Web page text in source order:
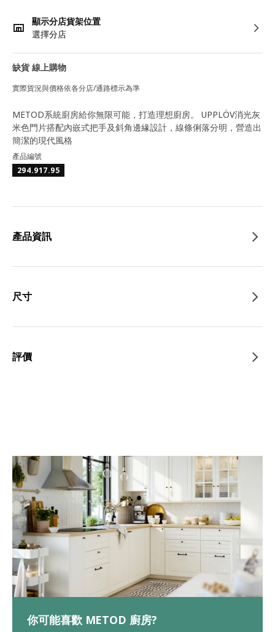
顯示分店貨架位置
選擇分店
缺貨 線上購物
實際貨況與價格依各分店/通路標示為準
METOD系統廚房給你無限可能，打造理想廚房。 UPPLÖV消光灰
米色門片搭配內嵌式把手及斜角邊緣設計，線條俐落分明，營造出
簡潔的現代風格
產品編號
294.917.95
產品資訊
尺寸
評價
你可能喜歡 METOD 廚房?